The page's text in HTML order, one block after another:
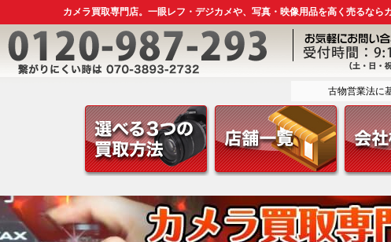
カメラ買取専門店。一眼レフ・デジカメや、写真・映像用品を高く売るなら
古物営業法に